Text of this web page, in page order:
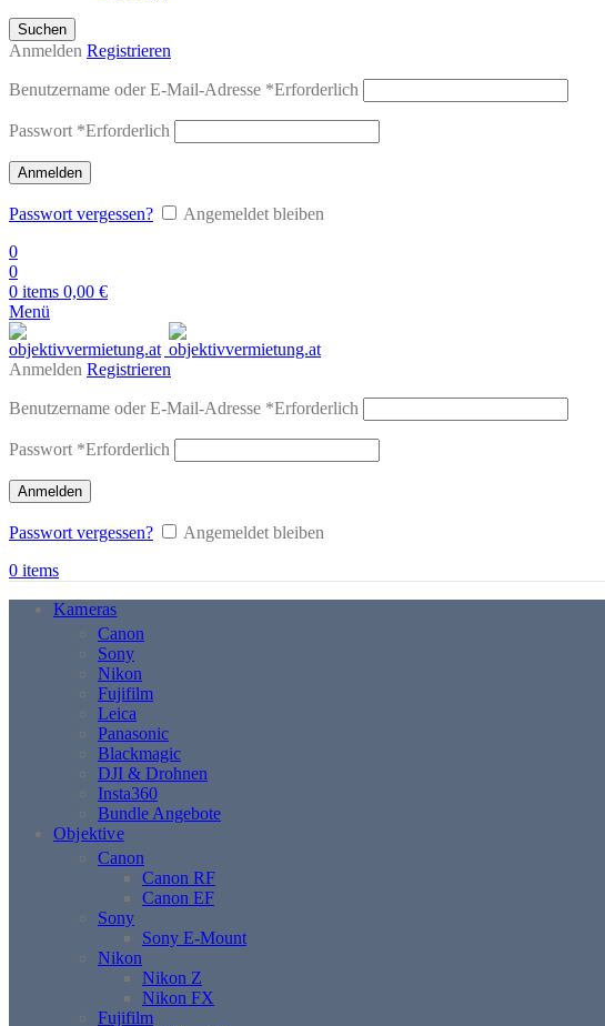
Suchen
Anmelden Registrieren
Benutzername oder E-Mail-Adresse *Erforderlich
Passwort *Erforderlich
Anmelden
Passwort vergessen?
Angemeldet bleiben
0
0
0 items 0,00 €
Menü
Anmelden Registrieren
Benutzername oder E-Mail-Adresse *Erforderlich
Passwort *Erforderlich
Anmelden
Passwort vergessen?
Angemeldet bleiben
0 items
Kameras
Canon
Sony
Nikon
Fujifilm
Leica
Panasonic
Blackmagic
DJI & Drohnen
Insta360
Bundle Angebote
Objektive
Canon
Canon RF
Canon EF
Sony
Sony E-Mount
Nikon
Nikon Z
Nikon FX
Fujifilm